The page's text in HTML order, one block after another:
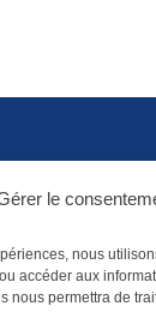
le
nous
accéder aux
nous permettra de